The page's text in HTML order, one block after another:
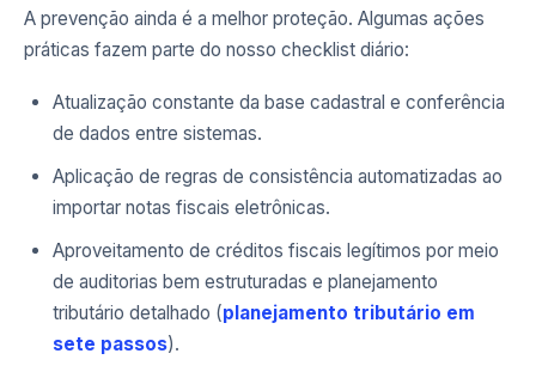
A prevenção ainda é a melhor proteção. Algumas ações
práticas fazem parte do nosso checklist diário:
Atualização constante da base cadastral e conferência
de dados entre sistemas.
Aplicação de regras de consistência automatizadas ao
importar notas fiscais eletrônicas.
Aproveitamento de créditos fiscais legítimos por meio
de auditorias bem estruturadas e planejamento
tributário detalhado (planejamento tributário em
sete passos).